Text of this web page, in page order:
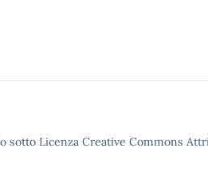
sotto Licenza Creative Commons